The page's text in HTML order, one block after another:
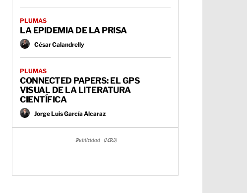
PLUMAS
LA EPIDEMIA DE LA PRISA
César Calandrelly
PLUMAS
CONNECTED PAPERS: EL GPS
VISUAL DE LA LITERATURA
CIENTÍFICA
Jorge Luis García Alcaraz
- Publicidad - (MR3)